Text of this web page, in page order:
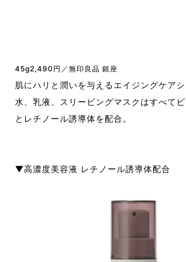
45g2,490円／無印良品 銀座
肌にハリと潤いを与えるエイジングケア
水、乳液、スリーピングマスクはすべて
とレチノール誘導体を配合。
▼高濃度美容液 レチノール誘導体配合